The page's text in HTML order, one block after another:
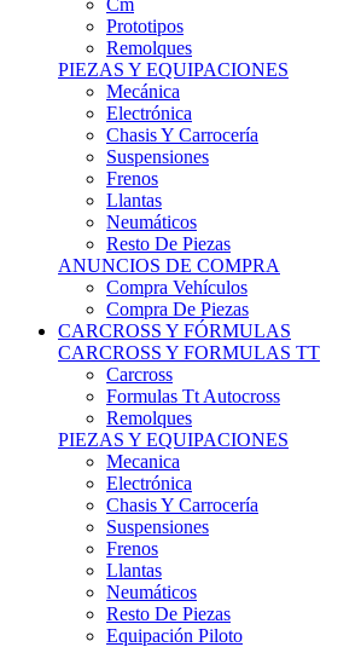
Remolques
PIEZAS Y EQUIPACIONES
Mecánica
Electrónica
Chasis Y Carrocería
Suspensiones
Frenos
Llantas
Neumáticos
Resto De Piezas
ANUNCIOS DE COMPRA
Compra Vehículos
Compra De Piezas
CARCROSS Y FÓRMULAS
CARCROSS Y FORMULAS TT
Carcross
Formulas Tt Autocross
Remolques
PIEZAS Y EQUIPACIONES
Mecanica
Electrónica
Chasis Y Carrocería
Suspensiones
Frenos
Llantas
Neumáticos
Resto De Piezas
Equipación Piloto
ANUNCIOS DE COMPRA